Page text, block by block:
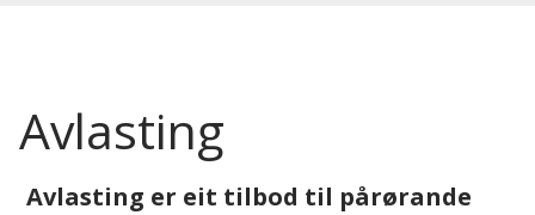
Avlasting
Avlasting er eit tilbod til pårørande